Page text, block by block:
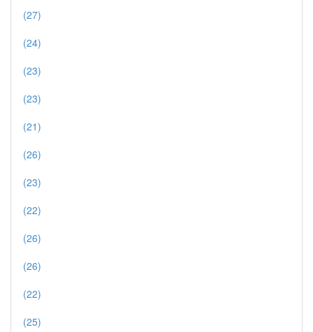
(27)
(24)
(23)
(23)
(21)
(26)
(23)
(22)
(26)
(26)
(22)
(25)